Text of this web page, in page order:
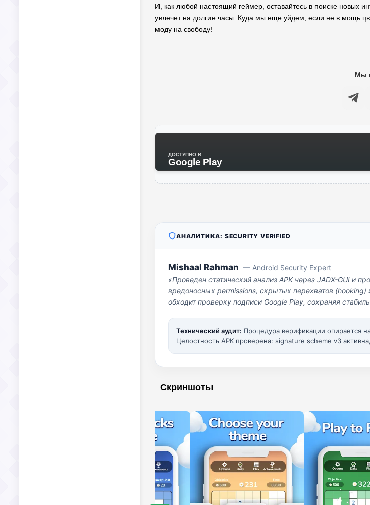
И, как любой настоящий геймер, оставайтесь в поиске новых
увлечет на долгие часы. Куда мы еще уйдем, если не в мощь
моду на свободу!
Мы
ДОСТУПНО В
Google Play
АНАЛИТИКА: SECURITY VERIFIED
Mishaal Rahman — Android Security Expert
«Проведен статический анализ APK через JADX-GUI и
вредоносных permissions, скрытых перехватов
обходит проверку подписи Google Play, сохраняя
Технический аудит: Процедура верификации опирается
Целостность APK проверена: signature scheme v3
Скриншоты